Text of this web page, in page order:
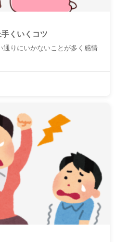
くいくコツ
通りにいかないことが多く感情